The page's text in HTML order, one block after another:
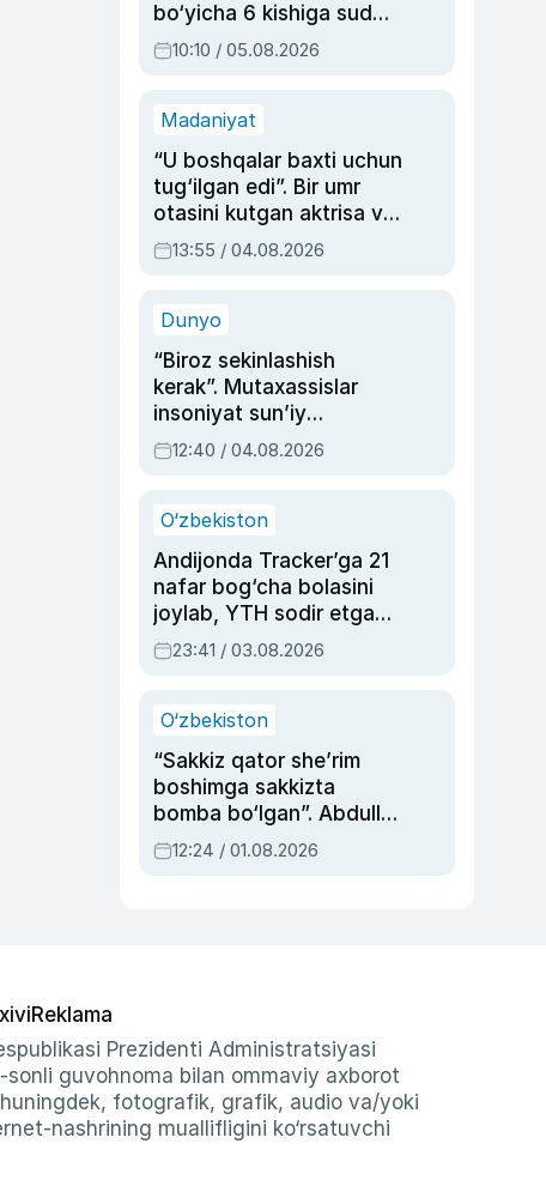
bo‘yicha 6 kishiga sud
hukmi o‘qildi
10:10 / 05.08.2026
Madaniyat
“U boshqalar baxti uchun
tug‘ilgan edi”. Bir umr
otasini kutgan aktrisa va
dublyaj ustasi Rimma
Ahmedovaning
13:55 / 04.08.2026
Dunyo
“Biroz sekinlashish
kerak”. Mutaxassislar
insoniyat sun’iy
intellektni boshqara
olmay qolishidan xavotir
12:40 / 04.08.2026
O‘zbekiston
Andijonda Tracker’ga 21
nafar bog‘cha bolasini
joylab, YTH sodir etgan
ayolga sud hukmi o‘qildi
23:41 / 03.08.2026
O‘zbekiston
“Sakkiz qator she’rim
boshimga sakkizta
bomba bo‘lgan”. Abdulla
Oripovni siyosiy
ayblovlardan asrab
12:24 / 01.08.2026
Reklama
Prezidenti Administratsiyasi
guvohnoma bilan ommaviy axborot
fotografik, grafik, audio va/yoki
nashrining muallifligini ko‘rsatuvchi